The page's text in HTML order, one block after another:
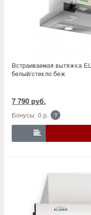
Встраиваемая вытяжка
белый/стекло беж
7 790 руб.
Бонусы: 0 р. ?
